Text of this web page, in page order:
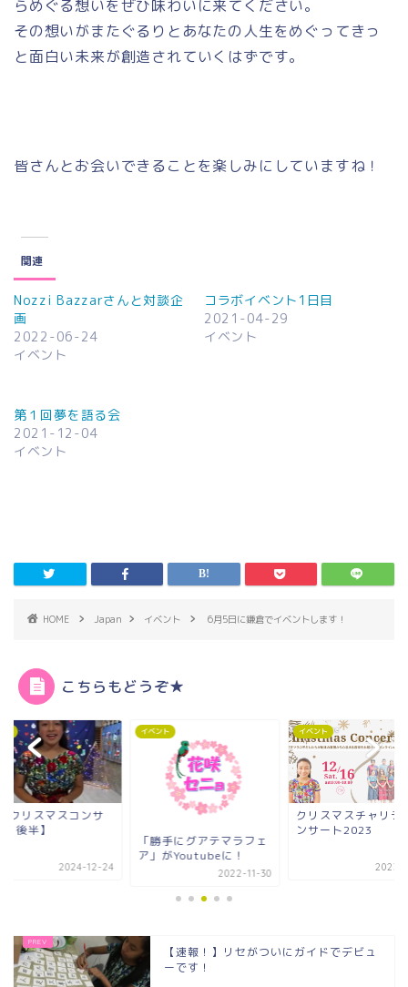
らめぐる想いをぜひ味わいに来てください。
その想いがまたぐるりとあなたの人生をめぐってきっ
と面白い未来が創造されていくはずです。
皆さんとお会いできることを楽しみにしていますね！
関連
Nozzi Bazzarさんと対談企
画
2022-06-24
イベント
コラボイベント1日目
2021-04-29
イベント
第１回夢を語る会
2021-12-04
イベント
HOME Japan イベント 6月5日に鎌倉でイベントします！
こちらもどうぞ★
クリスマスコンサ
後半】
2024-12-24
イベント
「勝手にグアテマラフェ
ア」がYoutubeに！
2022-11-30
イベント
クリスマスチャリテ
ンサート2023
2023-
【速報！】リセがついにガイドでデビュ
ーです！